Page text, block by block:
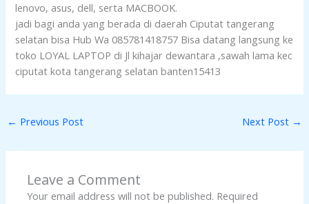
lenovo, asus, dell, serta MACBOOK.
jadi bagi anda yang berada di daerah Ciputat tangerang
selatan bisa Hub Wa 085781418757 Bisa datang langsung ke
toko LOYAL LAPTOP di Jl kihajar dewantara ,sawah lama kec
ciputat kota tangerang selatan banten15413
← Previous Post Next Post →
Leave a Comment
Your email address will not be published. Required